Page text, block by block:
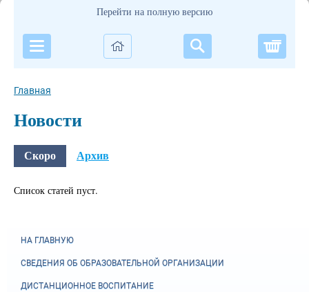
Перейти на полную версию
Главная
Новости
Скоро Архив
Список статей пуст.
НА ГЛАВНУЮ
СВЕДЕНИЯ ОБ ОБРАЗОВАТЕЛЬНОЙ ОРГАНИЗАЦИИ
ДИСТАНЦИОННОЕ ВОСПИТАНИЕ